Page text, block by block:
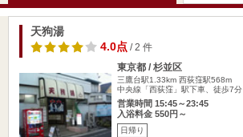
天狗湯
4.0点/ 2 件
東京都 / 杉並区
三鷹台駅1.33km 西荻窪駅568m
中央線「西荻窪」駅下車、徒歩7分
営業時間 15:45～23:45
入浴料金 550円～
日帰り